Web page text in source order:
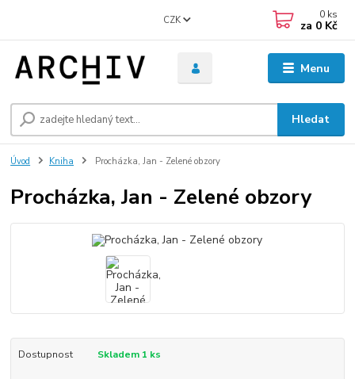
Menu
CZK
Hledat
0 ks
za 0 Kč
Úvod Kniha Procházka, Jan - Zelené obzory
Procházka, Jan - Zelené obzory
Dostupnost Skladem 1 ks